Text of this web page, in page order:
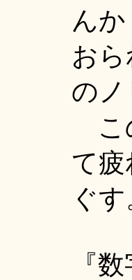
ん
お
の
こ
て
ぐす
『